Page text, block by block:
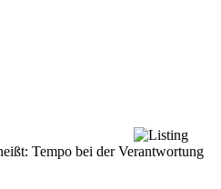
Tempo bei der Verantwortung